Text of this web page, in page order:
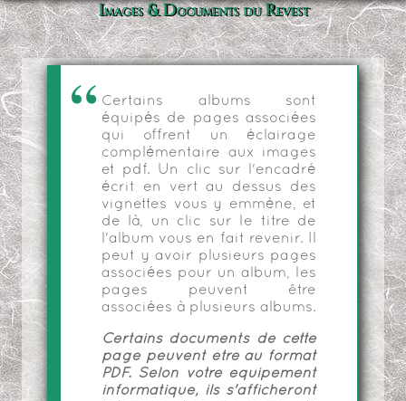
Images & Documents du Revest
Certains albums sont
équipés de pages associées
qui offrent un éclairage
complémentaire aux images
et pdf. Un clic sur l'encadré
écrit en vert au dessus des
vignettes vous y emmène, et
de là, un clic sur le titre de
l'album vous en fait revenir. Il
peut y avoir plusieurs pages
associées pour un album, les
pages peuvent être
associées à plusieurs albums.
Certains documents de cette
page peuvent être au format
PDF. Selon votre équipement
informatique, ils s'afficheront